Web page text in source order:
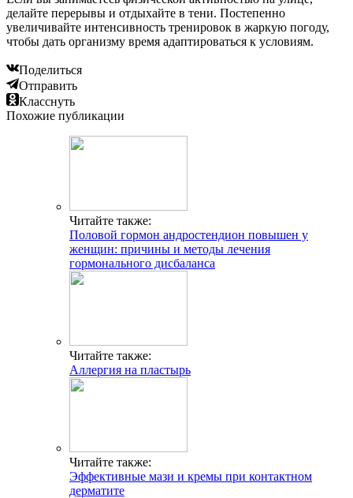
делайте перерывы и отдыхайте в тени. Постепенно
увеличивайте интенсивность тренировок в жаркую погоду,
чтобы дать организму время адаптироваться к условиям.
Поделиться
Отправить
Класснуть
Похожие публикации
Читайте также:
Половой гормон андростендион повышен у
женщин: причины и методы лечения
гормонального дисбаланса
Читайте также:
Аллергия на пластырь
Читайте также:
Эффективные мази и кремы при контактном
дерматите